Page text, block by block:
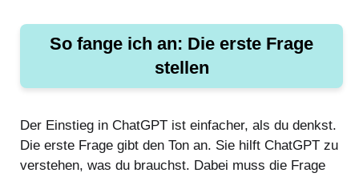
So fange ich an: Die erste Frage
stellen
Der Einstieg in ChatGPT ist einfacher, als du denkst.
Die erste Frage gibt den Ton an. Sie hilft ChatGPT zu
verstehen, was du brauchst. Dabei muss die Frage